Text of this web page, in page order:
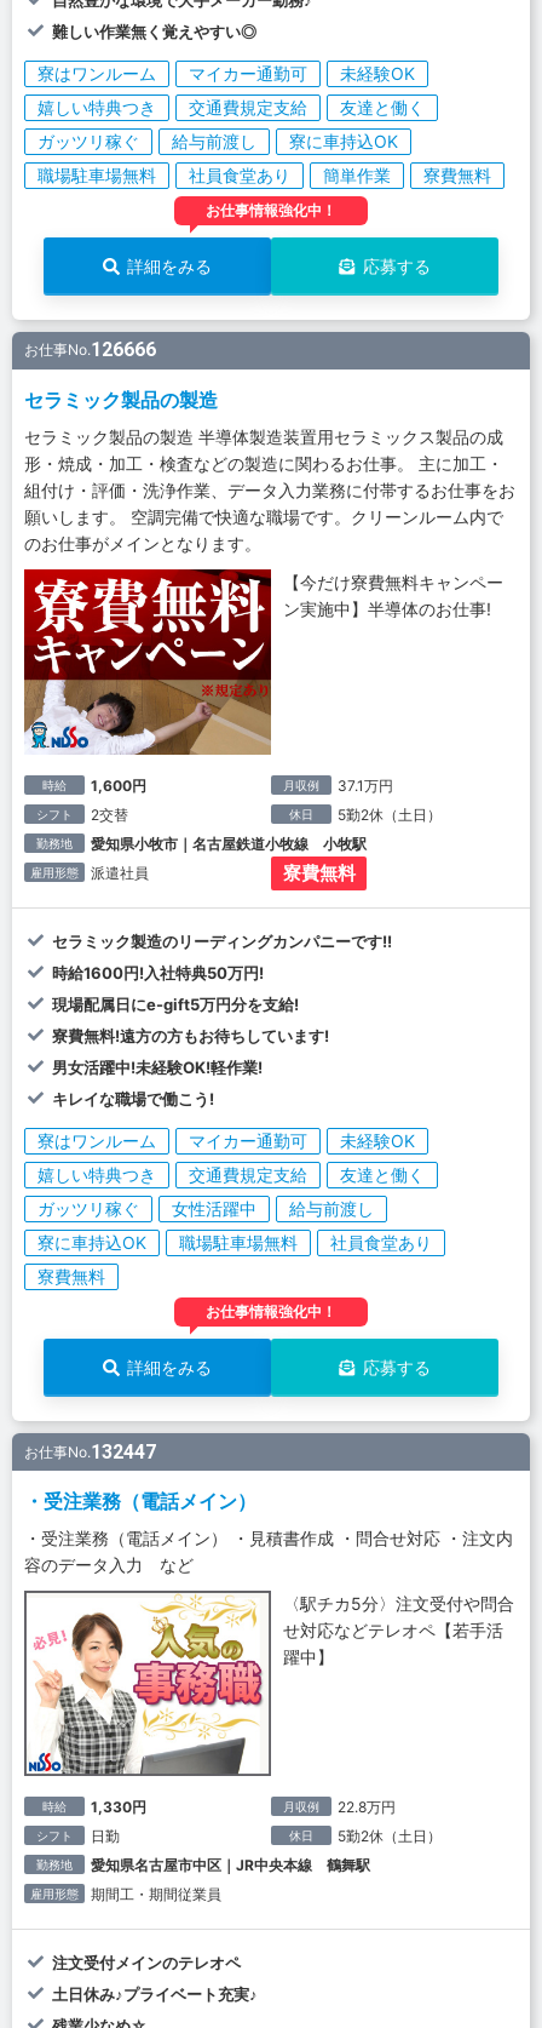
難しい作業無く覚えやすい◎
寮はワンルーム マイカー通勤可
未経験OK
嬉しい特典つき
交通費規定支給
友達と働く
ガッツリ稼ぐ
給与前渡し
寮に車持込OK
職場駐車場無料
社員食堂あり 簡単作業 寮費無料
お仕事情報強化中！
詳細をみる 応募する
お仕事No.126666
セラミック製品の製造
セラミック製品の製造 半導体製造装置用セラミックス製品の成
形・焼成・加工・検査などの製造に関わるお仕事。 主に加工・
組付け・評価・洗浄作業、データ入力業務に付帯するお仕事をお
願いします。 空調完備で快適な職場です。クリーンルーム内で
のお仕事がメインとなります。
【今だけ寮費無料キャンペー
ン実施中】半導体のお仕事!
時給 1,600円 月収例 37.1万円
シフト 2交替 休日 5勤2休（土日）
勤務地 愛知県小牧市｜名古屋鉄道小牧線 小牧駅
雇用形態 派遣社員 寮費無料
セラミック製造のリーディングカンパニーです!!
時給1600円!入社特典50万円!
現場配属日にe-gift5万円分を支給!
寮費無料!遠方の方もお待ちしています!
男女活躍中!未経験OK!軽作業!
キレイな職場で働こう!
寮はワンルーム マイカー通勤可
未経験OK
嬉しい特典つき
交通費規定支給
友達と働く
ガッツリ稼ぐ
女性活躍中
給与前渡し
寮に車持込OK
職場駐車場無料
社員食堂あり
寮費無料
お仕事情報強化中！
詳細をみる 応募する
お仕事No.132447
・受注業務（電話メイン）
・受注業務（電話メイン） ・見積書作成 ・問合せ対応 ・注文内
容のデータ入力 など
〈駅チカ5分〉注文受付や問合
せ対応などテレオペ【若手活
躍中】
時給 1,330円 月収例 22.8万円
シフト 日勤 休日 5勤2休（土日）
勤務地 愛知県名古屋市中区｜JR中央本線 鶴舞駅
雇用形態 期間工・期間従業員
注文受付メインのテレオペ
土日休み♪プライベート充実♪